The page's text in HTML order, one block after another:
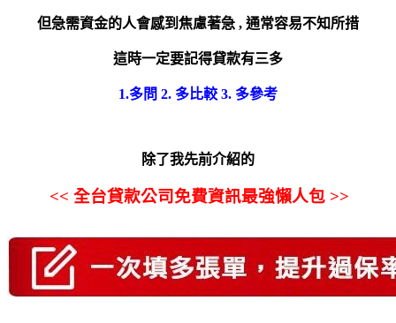
但急需資金的人會感到焦慮著急 , 通常容易不知所措
這時一定要記得貸款有三多
1.多問 2. 多比較 3. 多參考
除了我先前介紹的
<< 全台貸款公司免費資訊最強懶人包 >>